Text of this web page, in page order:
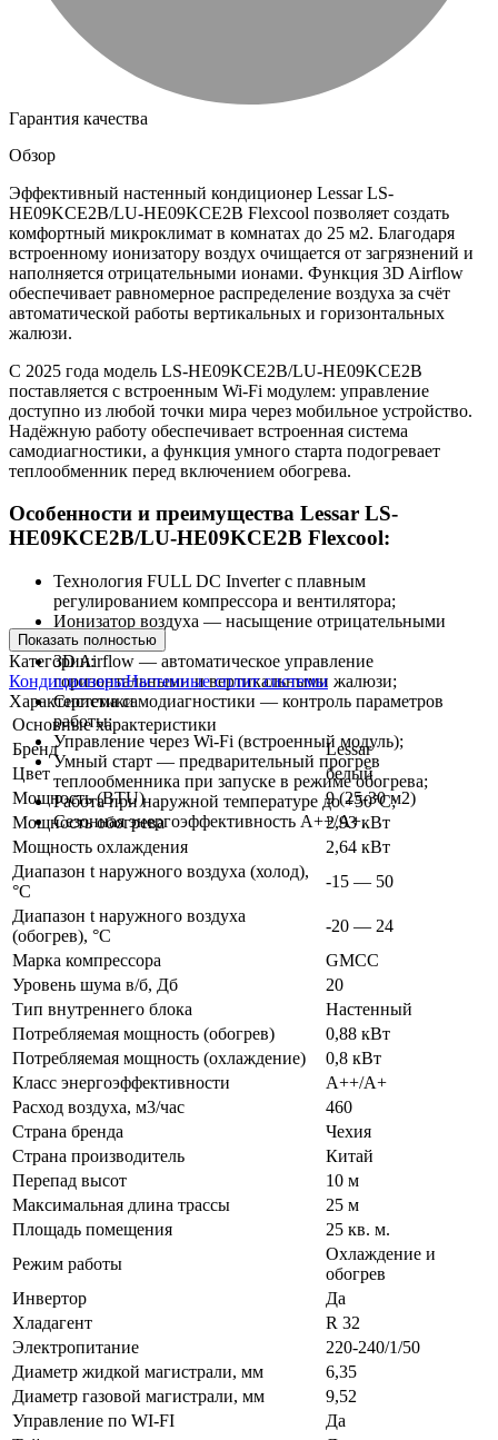
Гарантия качества
Обзор
Эффективный настенный кондиционер Lessar LS-
HE09KCE2B/LU-HE09KCE2B Flexcool позволяет создать
комфортный микроклимат в комнатах до 25 м2. Благодаря
встроенному ионизатору воздух очищается от загрязнений и
наполняется отрицательными ионами. Функция 3D Airflow
обеспечивает равномерное распределение воздуха за счёт
автоматической работы вертикальных и горизонтальных
жалюзи.
С 2025 года модель LS-HE09KCE2B/LU-HE09KCE2B
поставляется с встроенным Wi-Fi модулем: управление
доступно из любой точки мира через мобильное устройство.
Надёжную работу обеспечивает встроенная система
самодиагностики, а функция умного старта подогревает
теплообменник перед включением обогрева.
Особенности и преимущества Lessar LS-
HE09KCE2B/LU-HE09KCE2B Flexcool:
Технология FULL DC Inverter с плавным
регулированием компрессора и вентилятора;
Ионизатор воздуха — насыщение отрицательными
ионами;
3D Airflow — автоматическое управление
горизонтальными и вертикальными жалюзи;
Система самодиагностики — контроль параметров
работы;
Управление через Wi-Fi (встроенный модуль);
Умный старт — предварительный прогрев
теплообменника при запуске в режиме обогрева;
Работа при наружной температуре до +50°C;
Сезонная энергоэффективность A++/A+.
Показать полностью
Категории:
КондиционерыНастенные сплит системы
Характеристики
Основные характеристики
Бренд
Lessar
Цвет
белый
Мощность (BTU)
9 (25-30 м2)
Мощность обогрева
2,93 кВт
Мощность охлаждения
2,64 кВт
Диапазон t наружного воздуха (холод),
°C
-15 — 50
Диапазон t наружного воздуха
(обогрев), °C
-20 — 24
Марка компрессора
GMCC
Уровень шума в/б, Дб
20
Тип внутреннего блока
Настенный
Потребляемая мощность (обогрев)
0,88 кВт
Потребляемая мощность (охлаждение)
0,8 кВт
Класс энергоэффективности
A++/A+
Расход воздуха, м3/час
460
Страна бренда
Чехия
Страна производитель
Китай
Перепад высот
10 м
Максимальная длина трассы
25 м
Площадь помещения
25 кв. м.
Режим работы
Охлаждение и
обогрев
Инвертор
Да
Хладагент
R 32
Электропитание
220-240/1/50
Диаметр жидкой магистрали, мм
6,35
Диаметр газовой магистрали, мм
9,52
Управление по WI-FI
Да